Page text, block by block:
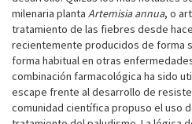
milenaria planta Artemisia annua, o
tratamiento de las fiebres desde
recientemente producidos de forma
forma habitual en otras
combinación farmacológica ha sido
escape frente al desarrollo de
comunidad científica propuso el uso